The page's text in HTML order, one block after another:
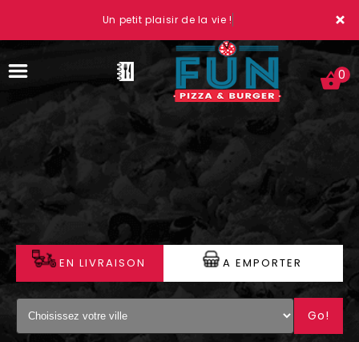
×
Un petit plaisir de la vie !
ACCUEIL
LA CARTE
VOTRE COMPTE
NOTRE RESTAURANT
VOS AVIS
0
EN LIVRAISON A EMPORTER
Go!